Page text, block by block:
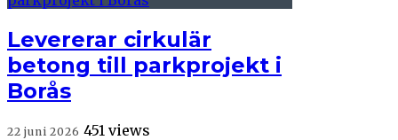
Levererar cirkulär
betong till parkprojekt i
Borås
22 juni 2026 451 views